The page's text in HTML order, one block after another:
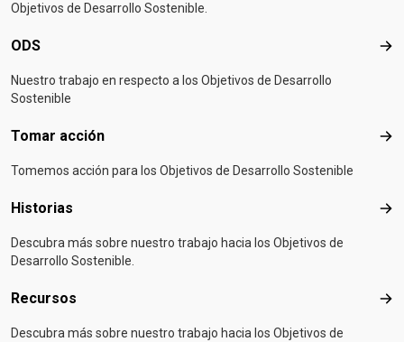
Objetivos de Desarrollo Sostenible.
ODS
Nuestro trabajo en respecto a los Objetivos de Desarrollo
Sostenible
Tomar acción
Tomemos acción para los Objetivos de Desarrollo Sostenible
Historias
Descubra más sobre nuestro trabajo hacia los Objetivos de
Desarrollo Sostenible.
Recursos
Descubra más sobre nuestro trabajo hacia los Objetivos de